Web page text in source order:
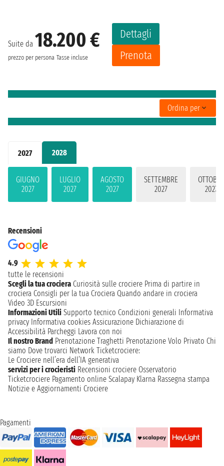
2027 2028
GIUGNO
2027
LUGLIO
2027
AGOSTO
2027
SETTEMBRE
2027
OTTOBRE
2027
Suite da 18.200 €
prezzo per persona Tasse incluse
Dettagli
Prenota
Ordina per
Recensioni
4.9
tutte le recensioni
Scegli la tua crociera Curiosità sulle crociere Prima di partire in
crociera Consigli per la tua Crociera Quando andare in crociera
Video 3D Escursioni
Informazioni Utili Supporto tecnico Condizioni generali Informativa
privacy Informativa cookies Assicurazione Dichiarazione di
Accessibilità Parcheggi Lavora con noi
Il nostro Brand Prenotazione Traghetti Prenotazione Volo Privato Chi
siamo Dove trovarci Network Ticketcrociere:
Le Crociere nell’era dell’IA generativa
servizi per i crocieristi Recensioni crociere Osservatorio
Ticketcrociere Pagamento online Scalapay Klarna Rassegna stampa
Notizie e Aggiornamenti Crociere
Pagamenti